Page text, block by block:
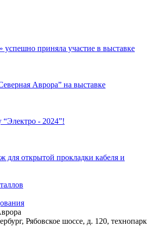
успешно приняла участие в выставке
Аврора” на выставке
“Электро - 2024”!
для открытой прокладки кабеля и
Рябовское шоссе, д. 120, технопарк